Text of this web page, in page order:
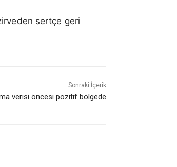
sertçe geri
Sonraki İçerik
verisi öncesi pozitif bölgede